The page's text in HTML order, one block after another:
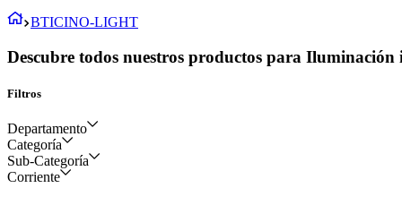
BTICINO-LIGHT
Descubre todos nuestros productos para
Filtros
Departamento
Eléctrico y construcción
Categoría
Dispositivos y aparatos
Sub-Categoría
Corriente